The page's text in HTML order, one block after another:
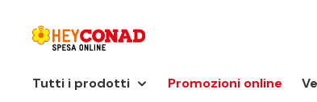
Tutti i prodotti Promozioni online